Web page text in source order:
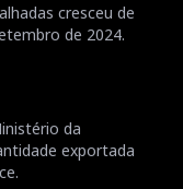
cresceu de
de 2024.
da
exportada